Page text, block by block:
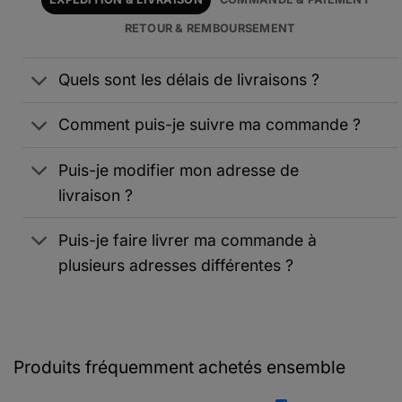
RETOUR & REMBOURSEMENT
Quels sont les délais de livraisons ?
Comment puis-je suivre ma commande ?
Puis-je modifier mon adresse de
livraison ?
Puis-je faire livrer ma commande à
plusieurs adresses différentes ?
Produits fréquemment achetés ensemble